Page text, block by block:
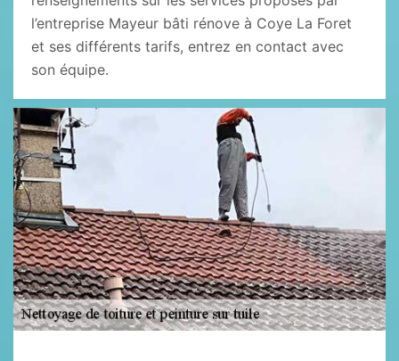
l’entreprise Mayeur bâti rénove à Coye La Foret
et ses différents tarifs, entrez en contact avec
son équipe.